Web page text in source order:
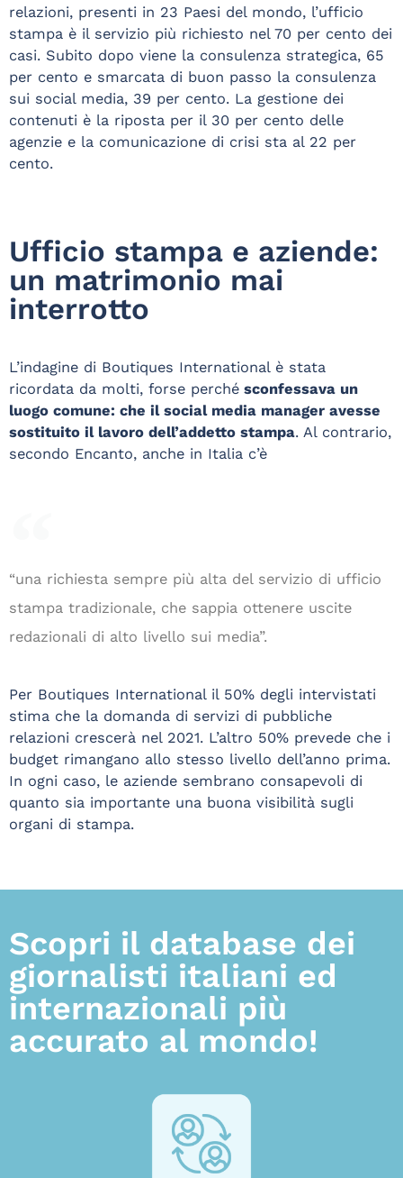
relazioni, presenti in 23 Paesi del mondo, l’ufficio
stampa è il servizio più richiesto nel 70 per cento dei
casi. Subito dopo viene la consulenza strategica, 65
per cento e smarcata di buon passo la consulenza
sui social media, 39 per cento. La gestione dei
contenuti è la riposta per il 30 per cento delle
agenzie e la comunicazione di crisi sta al 22 per
cento.
Ufficio stampa e aziende:
un matrimonio mai
interrotto
L’indagine di Boutiques International è stata
ricordata da molti, forse perché sconfessava un
luogo comune: che il social media manager avesse
sostituito il lavoro dell’addetto stampa. Al contrario,
secondo Encanto, anche in Italia c’è
“una richiesta sempre più alta del servizio di ufficio
stampa tradizionale, che sappia ottenere uscite
redazionali di alto livello sui media”.
Per Boutiques International il 50% degli intervistati
stima che la domanda di servizi di pubbliche
relazioni crescerà nel 2021. L’altro 50% prevede che i
budget rimangano allo stesso livello dell’anno prima.
In ogni caso, le aziende sembrano consapevoli di
quanto sia importante una buona visibilità sugli
organi di stampa.
Scopri il database dei
giornalisti italiani ed
internazionali più
accurato al mondo!